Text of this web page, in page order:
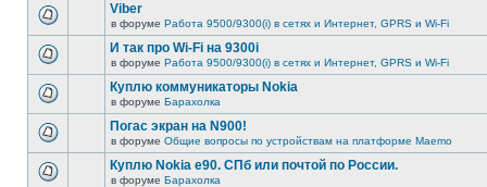
Viber
в форуме Работа 9500/9300(i) в сетях и Интернет, GPRS и Wi-Fi
И так про Wi-Fi на 9300i
в форуме Работа 9500/9300(i) в сетях и Интернет, GPRS и Wi-Fi
Куплю коммуникаторы Nokia
в форуме Барахолка
Погас экран на N900!
в форуме Общие вопросы по устройствам на платформе Maemo
Куплю Nokia e90. СПб или почтой по России.
в форуме Барахолка